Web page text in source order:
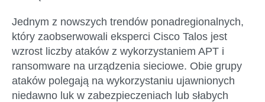
Jednym z nowszych trendów ponadregionalnych,
który zaobserwowali eksperci Cisco Talos jest
wzrost liczby ataków z wykorzystaniem APT i
ransomware na urządzenia sieciowe. Obie grupy
ataków polegają na wykorzystaniu ujawnionych
niedawno luk w zabezpieczeniach lub słabych